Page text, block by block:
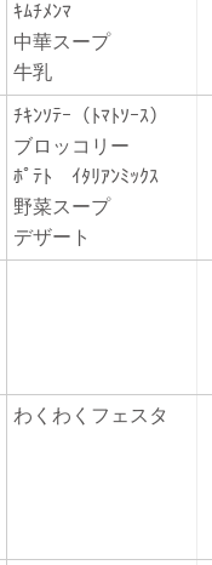
ｷﾑﾁﾒﾝﾏ
中華スープ
牛乳
ﾁｷﾝｿﾃｰ（ﾄﾏﾄｿｰｽ）
ブロッコリー
ﾎﾟﾃﾄ ｲﾀﾘｱﾝﾐｯｸｽ
野菜スープ
デザート
わくわくフェスタ